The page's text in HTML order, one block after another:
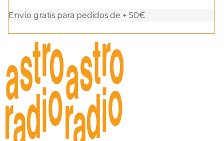
Envío gratis para pedidos de + 50€